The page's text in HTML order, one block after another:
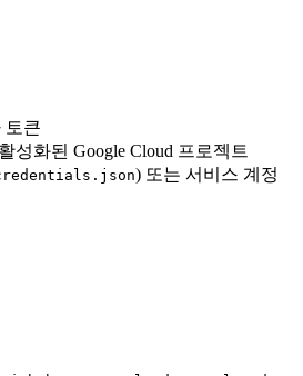
토큰
성화된 Google Cloud 프로젝트
) 또는 서비스 계정